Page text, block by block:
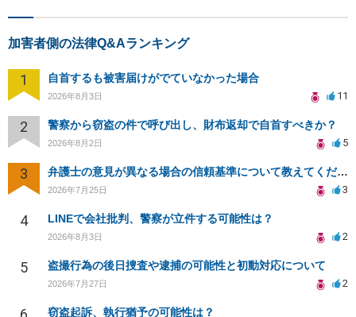
加害者側の法律Q&Aランキング
1 自首するも被害届けがでていなかった場合
2026年8月3日 11
2 警察から窃盗の件で呼び出し、財布返却で自首すべきか？
2026年8月2日 5
3 弁護士の意見が異なる場合の信頼基準について教えてください
2026年7月25日 3
4 LINEで会社批判、警察が立件する可能性は？
2026年8月3日 2
5 盗撮行為の後日捜査や逮捕の可能性と初動対応について
2026年7月27日 2
窃盗起訴、執行猶予の可能性は？